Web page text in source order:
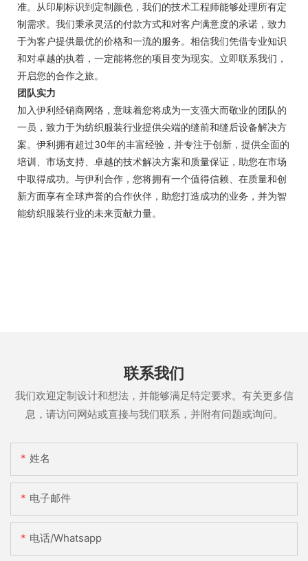
准。从印刷标识到定制颜色，我们的技术工程师能够处理所有定
制需求。我们秉承灵活的付款方式和对客户满意度的承诺，致力
于为客户提供最优的价格和一流的服务。相信我们凭借专业知识
和对卓越的执着，一定能将您的项目变为现实。立即联系我们，
开启您的合作之旅。
团队实力
加入伊利经销商网络，意味着您将成为一支强大而敬业的团队的
一员，致力于为纺织服装行业提供尖端的缝前和缝后设备解决方
案。伊利拥有超过30年的丰富经验，并专注于创新，提供全面的
培训、市场支持、卓越的技术解决方案和质量保证，助您在市场
中取得成功。与伊利合作，您将拥有一个值得信赖、在质量和创
新方面享有全球声誉的合作伙伴，助您打造成功的业务，并为智
能纺织服装行业的未来贡献力量。
联系我们
我们欢迎定制设计和想法，并能够满足特定要求。有关更多信
息，请访问网站或直接与我们联系，并附有问题或询问。
姓名
电子邮件
电话/whatsapp